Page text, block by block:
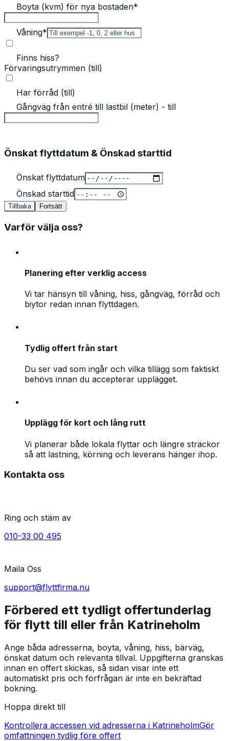
Boyta (kvm) för nya bostaden*
Våning*
Finns hiss?
Förvaringsutrymmen (till)
Har förråd (till)
Gångväg från entré till lastbil (meter) - till
Önskat flyttdatum & Önskad starttid
Önskat flyttdatum
Önskad starttid
Tillbaka Fortsätt
Varför välja oss?
Planering efter verklig access
Vi tar hänsyn till våning, hiss, gångväg, förråd och
biytor redan innan flyttdagen.
Tydlig offert från start
Du ser vad som ingår och vilka tillägg som faktiskt
behövs innan du accepterar upplägget.
Upplägg för kort och lång rutt
Vi planerar både lokala flyttar och längre sträckor
så att lastning, körning och leverans hänger ihop.
Kontakta oss
Ring och stäm av
010-33 00 495
Maila Oss
support@flyttfirma.nu
Förbered ett tydligt offertunderlag
för flytt till eller från Katrineholm
Ange båda adresserna, boyta, våning, hiss, bärväg,
önskat datum och relevanta tillval. Uppgifterna granskas
innan en offert skickas, så sidan visar inte ett
automatiskt pris och förfrågan är inte en bekräftad
bokning.
Hoppa direkt till
Kontrollera accessen vid adresserna i KatrineholmGör
omfattningen tydlig före offert